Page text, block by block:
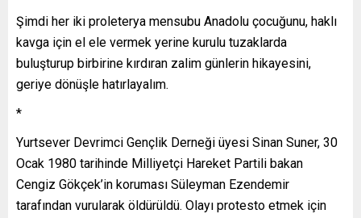
Şimdi her iki proleterya mensubu Anadolu çocuğunu, haklı
kavga için el ele vermek yerine kurulu tuzaklarda
buluşturup birbirine kırdıran zalim günlerin hikayesini,
geriye dönüşle hatırlayalım.
*
Yurtsever Devrimci Gençlik Derneği üyesi Sinan Suner, 30
Ocak 1980 tarihinde Milliyetçi Hareket Partili bakan
Cengiz Gökçek’in koruması Süleyman Ezendemir
tarafından vurularak öldürüldü. Olayı protesto etmek için